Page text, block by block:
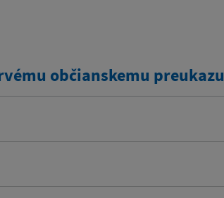
občianskemu preukazu